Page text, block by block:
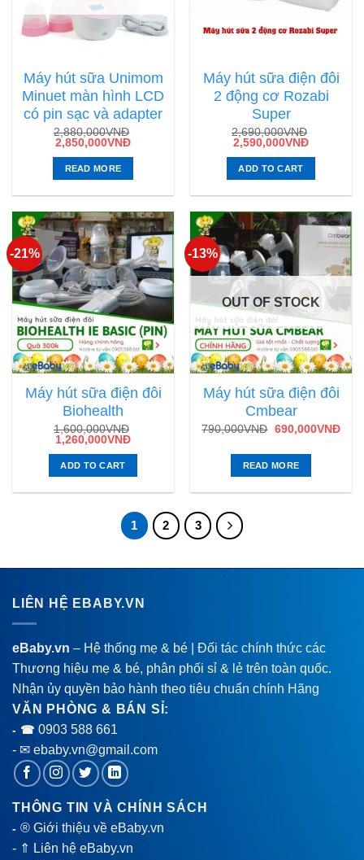
Máy hút sữa Unimom
Minuet màn hình LCD
có pin sạc và adapter
2,880,000VNĐ
2,850,000VNĐ
READ MORE
Máy hút sữa điện đôi
2 động cơ Rozabi
Super
2,690,000VNĐ
2,590,000VNĐ
ADD TO CART
-21%
Máy hút sữa điện đôi
Biohealth
1,600,000VNĐ
1,260,000VNĐ
ADD TO CART
-13%
OUT OF STOCK
Máy hút sữa điện đôi
Cmbear
790,000VNĐ 690,000VNĐ
READ MORE
1 2 3
LIÊN HỆ EBABY.VN
eBaby.vn – Hệ thống mẹ & bé | Đối tác chính thức các
Thương hiệu mẹ & bé, phân phối sỉ & lẻ trên toàn quốc.
Nhận ủy quyền bảo hành theo tiêu chuẩn chính Hãng
VĂN PHÒNG & BÁN SỈ:
- ☎ 0903 588 661
- ✉ ebaby.vn@gmail.com
THÔNG TIN VÀ CHÍNH SÁCH
-® Giới thiệu về eBaby.vn
- ⇑ Liên hệ eBaby.vn